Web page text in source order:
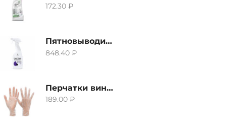
172.30₽
Пятновыводитель Grass Hard Stain Remover, 600мл
848.40₽
Перчатки виниловые неопудренные CTP-BS, размер S
189.00₽